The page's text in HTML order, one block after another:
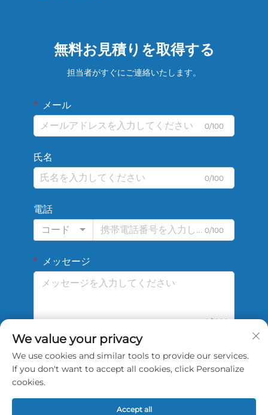
無料お見積りを取得する
担当者がすぐにご連絡いたします。
メール
0/100
氏名
0/100
電話
コード
0/100
メッセージ
0/1000
送信
We value your privacy
We use cookies and similar tools to provide our services.
If you don't want to accept all cookies, click Personalize
cookies.
Accept all